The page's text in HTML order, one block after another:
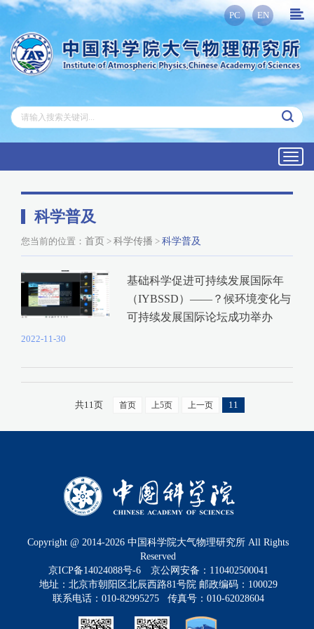
PC EN
科学普及
您当前的位置： 首页 > 科学传播 > 科学普及
基础科学促进可持续发展国际年
（IYBSSD）——？候环境变化与
可持续发展国际论坛成功举办
2022-11-30
共11页 首页 上5页 上一页 11
Copyright @ 2014-2026 中国科学院大气物理研究所 All Rights
Reserved
京ICP备14024088号-6
京公网安备：110402500041
地址：北京市朝阳区北辰西路81号院 邮政编码：100029
联系电话：010-82995275 传真号：010-62028604